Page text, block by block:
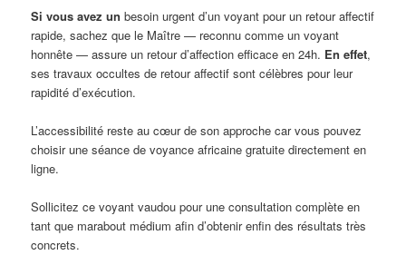
Si vous avez un besoin urgent d’un voyant pour un retour affectif
rapide, sachez que le Maître — reconnu comme un voyant
honnête — assure un retour d’affection efficace en 24h. En effet,
ses travaux occultes de retour affectif sont célèbres pour leur
rapidité d’exécution.
L’accessibilité reste au cœur de son approche car vous pouvez
choisir une séance de voyance africaine gratuite directement en
ligne.
Sollicitez ce voyant vaudou pour une consultation complète en
tant que marabout médium afin d’obtenir enfin des résultats très
concrets.